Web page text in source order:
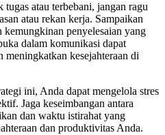
atau terbebani, jangan ragu
atau rekan kerja. Sampaikan
penyelesaian yang
dalam komunikasi dapat
meningkatkan kesejahteraan di
ini, Anda dapat mengelola stres
Jaga keseimbangan antara
dan waktu istirahat yang
dan produktivitas Anda.